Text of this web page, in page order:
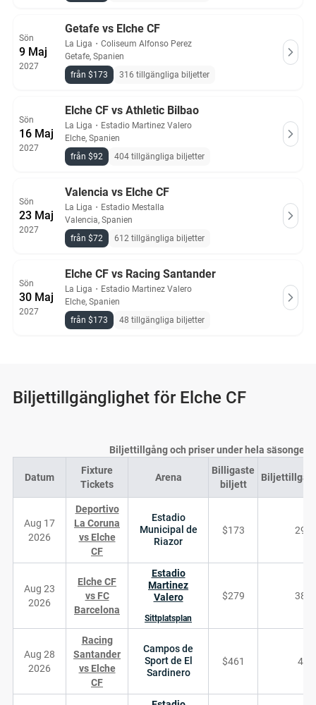
Sön
9 Maj
2027
Getafe vs Elche CF
La Liga ・ Coliseum Alfonso Perez
Getafe, Spanien
från $173
316 tillgängliga biljetter
Sön
16 Maj
2027
Elche CF vs Athletic Bilbao
La Liga ・ Estadio Martinez Valero
Elche, Spanien
från $92
404 tillgängliga biljetter
Sön
23 Maj
2027
Valencia vs Elche CF
La Liga ・ Estadio Mestalla
Valencia, Spanien
från $72
612 tillgängliga biljetter
Sön
30 Maj
2027
Elche CF vs Racing Santander
La Liga ・ Estadio Martinez Valero
Elche, Spanien
från $173
48 tillgängliga biljetter
Biljettillgänglighet för Elche CF
Biljettillgång och priser under hela säsongen
Datum
Fixture
Tickets
Arena
Billigaste
biljett
Aug 17
2026
Deportivo
La Coruna
vs Elche
CF
Estadio
Municipal de
Riazor
$173 294
Aug 23
2026
Elche CF
vs FC
Barcelona
Estadio
Martinez
Valero
Sittplatsplan
$279 386
Aug 28
2026
Racing
Santander
vs Elche
CF
Campos de
Sport de El
Sardinero
$461 48